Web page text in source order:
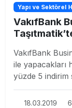
Yapı ve Sektörel
VakıfBank
VakıfBank
ile yapacakları
yüzde 5 indirim
18.03.2019